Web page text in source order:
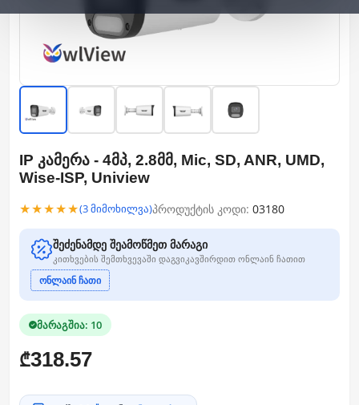
IP კამერა - 4მპ, 2.8მმ, Mic, SD, ANR, UMD,
Wise-ISP, Uniview
★★★★★(3 მიმოხილვა)პროდუქტის კოდი: 03180
შეძენამდე შეამოწმეთ მარაგი
კითხვების შემთხვევაში დაგვიკავშირდით ონლაინ ჩათით
ონლაინ ჩათი
მარაგშია: 10
₾318.57